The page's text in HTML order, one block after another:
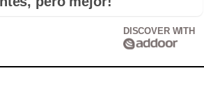
DISCOVER WITH